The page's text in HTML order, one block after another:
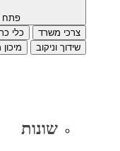
פתח
צרכי משרד
כלי
שידוך וניקוב
שונות